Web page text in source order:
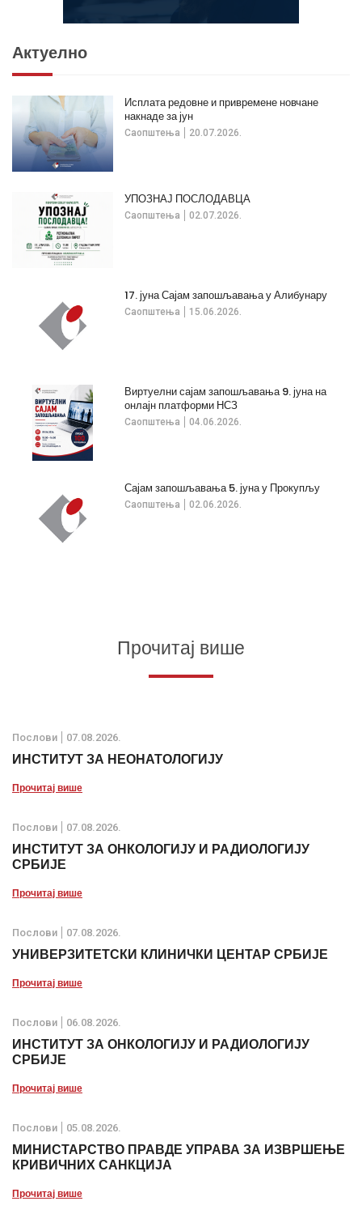
Актуелно
Саопштења 20.07.2026.
Исплата редовне и привремене новчане
накнаде за јун
Саопштења 02.07.2026.
УПОЗНАЈ ПОСЛОДАВЦА
Саопштења 15.06.2026.
17. јуна Сајам запошљавања у Алибунару
Саопштења 04.06.2026.
Виртуелни сајам запошљавања 9. јуна на
онлајн платформи НСЗ
Саопштења 02.06.2026.
Сајам запошљавања 5. јуна у Прокупљу
Прочитај више
Послови 07.08.2026.
ИНСТИТУТ ЗА НЕОНАТОЛОГИЈУ
Прочитај више
Послови 07.08.2026.
ИНСТИТУТ ЗА ОНКОЛОГИЈУ И РАДИОЛОГИЈУ
СРБИЈЕ
Прочитај више
Послови 07.08.2026.
УНИВЕРЗИТЕТСКИ КЛИНИЧКИ ЦЕНТАР СРБИЈЕ
Прочитај више
Послови 06.08.2026.
ИНСТИТУТ ЗА ОНКОЛОГИЈУ И РАДИОЛОГИЈУ
СРБИЈЕ
Прочитај више
Послови 05.08.2026.
МИНИСТАРСТВО ПРАВДЕ УПРАВА ЗА ИЗВРШЕЊЕ
КРИВИЧНИХ САНКЦИЈА
Прочитај више